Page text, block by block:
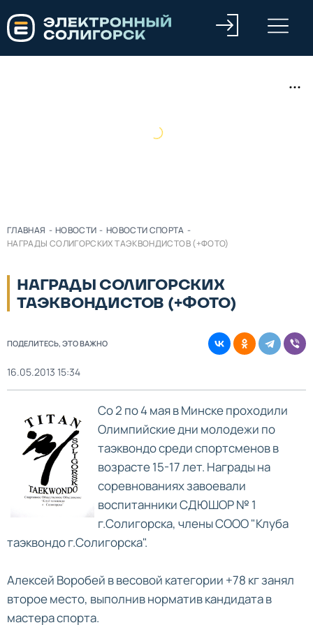
ГЛАВНАЯ - НОВОСТИ - НОВОСТИ СПОРТА -
НАГРАДЫ СОЛИГОРСКИХ ТАЭКВОНДИСТОВ (+ФОТО)
НАГРАДЫ СОЛИГОРСКИХ
ТАЭКВОНДИСТОВ (+ФОТО)
ПОДЕЛИТЕСЬ, ЭТО ВАЖНО
16.05.2013 15:34
Со 2 по 4 мая в Минске проходили
Олимпийские дни молодежи по
таэквондо среди спортсменов в
возрасте 15-17 лет. Награды на
соревнованиях завоевали
воспитанники СДЮШОР № 1
г.Солигорска, члены СООО "Клуба
таэквондо г.Солигорска".
Алексей Воробей в весовой категории +78 кг занял
второе место, выполнив норматив кандидата в
мастера спорта.